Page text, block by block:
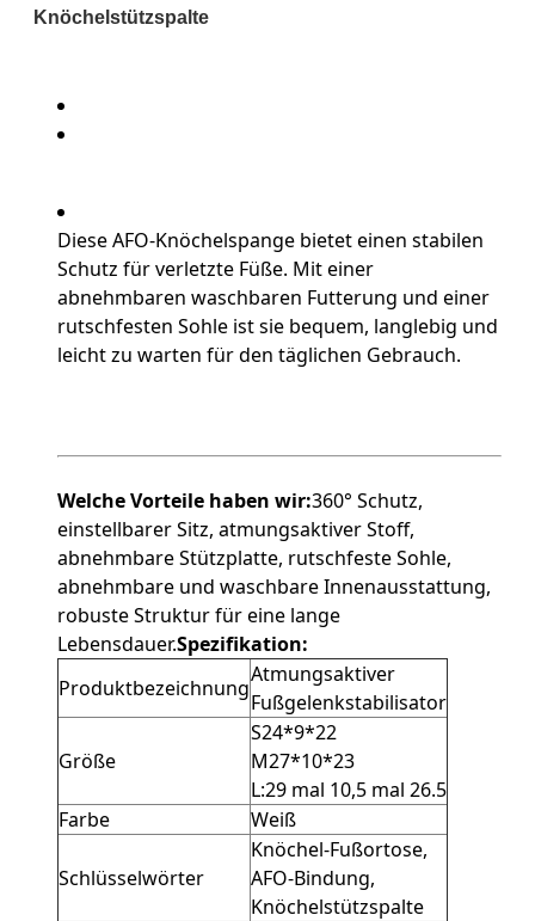
Knöchelstützspalte
Diese AFO-Knöchelspange bietet einen stabilen
Schutz für verletzte Füße. Mit einer
abnehmbaren waschbaren Futterung und einer
rutschfesten Sohle ist sie bequem, langlebig und
leicht zu warten für den täglichen Gebrauch.
Welche Vorteile haben wir:360° Schutz,
einstellbarer Sitz, atmungsaktiver Stoff,
abnehmbare Stützplatte, rutschfeste Sohle,
abnehmbare und waschbare Innenausstattung,
robuste Struktur für eine lange
Lebensdauer.Spezifikation:
Produktbezeichnung
Atmungsaktiver
Fußgelenkstabilisator
Größe
S24*9*22
M27*10*23
L:29 mal 10,5 mal 26.5
Farbe
Weiß
Schlüsselwörter
Knöchel-Fußortose,
AFO-Bindung,
Knöchelstützspalte